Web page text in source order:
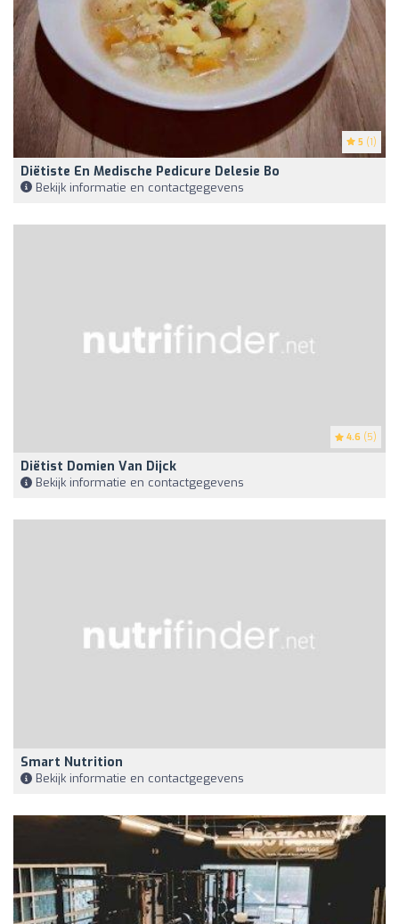
5 (1)
Diëtiste En Medische Pedicure Delesie Bo
Bekijk informatie en contactgegevens
4.6 (5)
Diëtist Domien Van Dijck
Bekijk informatie en contactgegevens
Smart Nutrition
Bekijk informatie en contactgegevens